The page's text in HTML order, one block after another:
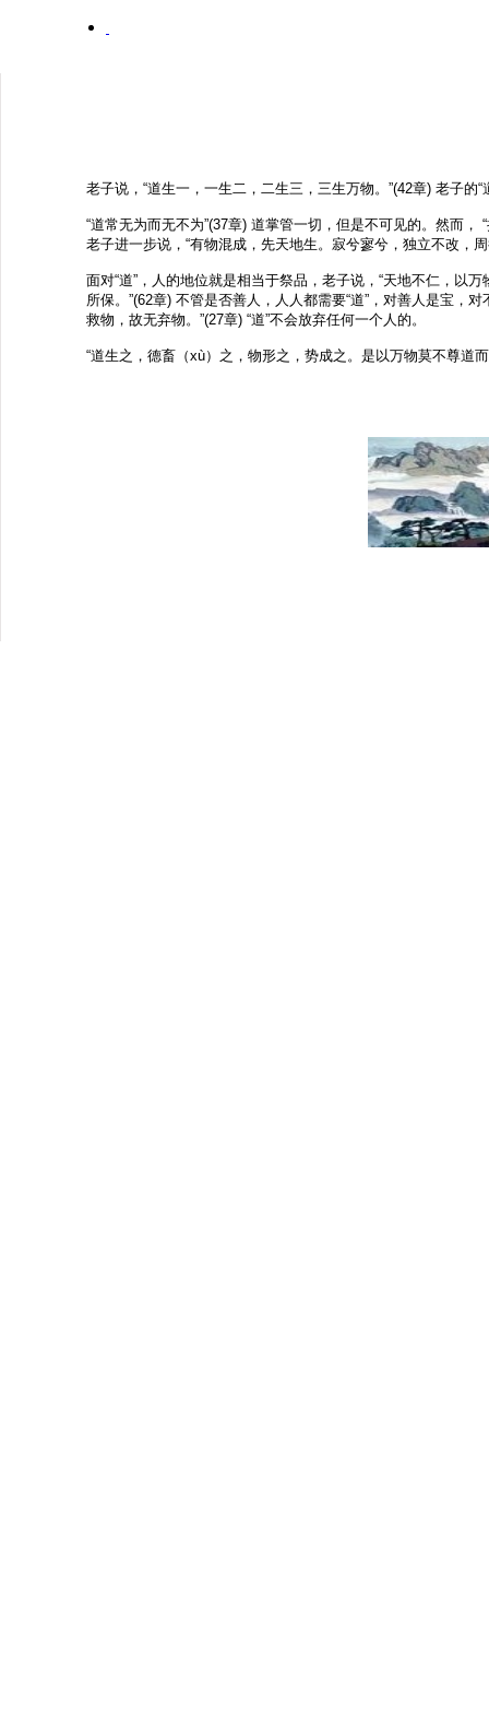
老子说，“道生一，一生二，二生三，三生万物。”(42章) 老子的“
“道常无为而无不为”(37章) 道掌管一切，但是不可见的。然而，
老子进一步说，“有物混成，先天地生。寂兮寥兮，独立不改，
面对“道”，人的地位就是相当于祭品，老子说，“天地不仁，以
所保。”(62章) 不管是否善人，人人都需要“道”，对善人是宝，
救物，故无弃物。”(27章) “道”不会放弃任何一个人的。
“道生之，德畜（xù）之，物形之，势成之。是以万物莫不尊道